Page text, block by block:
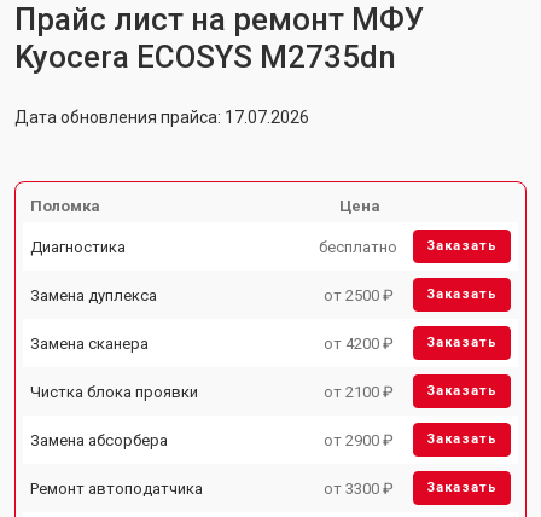
Прайс лист на ремонт МФУ
Kyocera ECOSYS M2735dn
Дата обновления прайса: 17.07.2026
Поломка Цена
Диагностика бесплатно Заказать
Замена дуплекса от 2500 ₽ Заказать
Замена сканера от 4200 ₽ Заказать
Чистка блока проявки от 2100 ₽ Заказать
Замена абсорбера от 2900 ₽ Заказать
Ремонт автоподатчика от 3300 ₽ Заказать